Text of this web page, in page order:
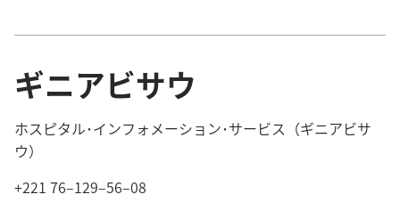
ギニアビサウ
ホスピタル･インフォメーション･サービス（ギニアビサ
ウ）
+221 76–129–56–08